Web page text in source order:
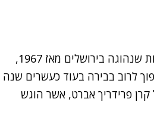
הריבוי הטבעי מנצח את הפוליטיקה: למרות הפקעת הקרקעות שנהוגה בירושלים מאז 1967,
לרוב בבירה בעוד כעשרים שנה
קרן פרידריך אברט, אשר הוגש